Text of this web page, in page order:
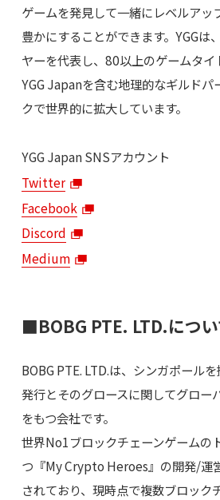
ゲームを発見して一緒にレベルアッ
豊かにすることができます。YGGは
ヤーを代表し、80以上のゲームタイ
YGG Japanを含む地理的なギルドパ
クで世界的に拡大しています。
YGG Japan SNSアカウント
Twitter
Facebook
Discord
Medium
■BOBG PTE. LTD.につ
BOBG PTE. LTD.は、シンガポール
発行とそのグロースに関してグロー
をもつ会社です。
世界No1ブロックチェーンゲームの
つ『My Crypto Heroes』の開発/運
されており、現時点で複数ブロック